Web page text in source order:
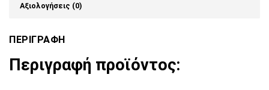
Αξιολογήσεις (0)
ΠΕΡΙΓΡΑΦΗ
Περιγραφή προϊόντος: